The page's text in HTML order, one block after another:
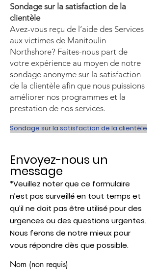
Sondage sur la satisfaction de la
clientèle
Avez-vous reçu de l’aide des Services
aux victimes de Manitoulin
Northshore? Faites-nous part de
votre expérience au moyen de notre
sondage anonyme sur la satisfaction
de la clientèle afin que nous puissions
améliorer nos programmes et la
prestation de nos services.
Sondage sur la satisfaction de la clientèle
Envoyez-nous un
message
*Veuillez noter que ce formulaire
n’est pas surveillé en tout temps et
qu’il ne doit pas être utilisé pour des
urgences ou des questions urgentes.
Nous ferons de notre mieux pour
vous répondre dès que possible.
Nom (non requis)